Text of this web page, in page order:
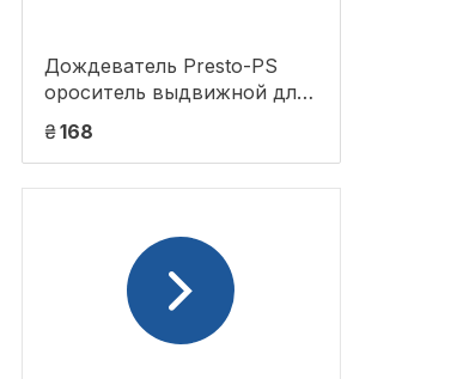
Дождеватель Presto-PS
ороситель выдвижной для
построения систем полива
(7963)
₴168